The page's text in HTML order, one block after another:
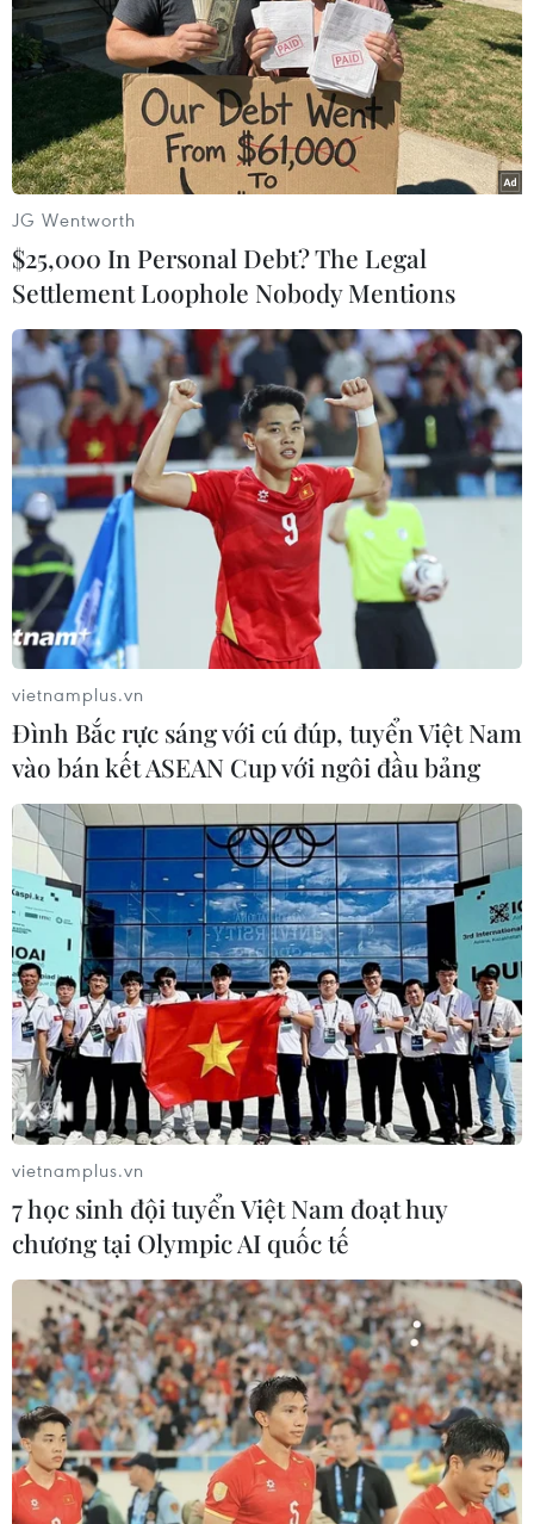
Ngày 6/2/2023, trận động đất kinh hoàng độ lớn 7,8 đã xảy
ra ở khu vực biên giới giữa Thổ Nhĩ Kỳ và Syria. Tính đến 4h03
ngày 10/2 (giờ Việt Nam), số người thiệt mạng trong thảm họa
động đất này đã lên tới hơn 21.000 người, trong khi hàng nghìn
ngôi nhà ở hai bên biên giới bị phá hủy. Nhà cửa bị phá hủy
sau trận động đất tại Kahramanmaras, Thổ Nhĩ Kỳ ngày
7/2/2023. Ảnh: AFP/TTXVN
Nhà cửa bị phá hủy sau trận động đất tại Kahramanmaras,
Thổ Nhĩ Kỳ ngày 7/2/2023. Ảnh: AFP/TTXVN
Cảnh hoang tàn sau trận động đất tại Kahramanmaras, Thổ
Nhĩ Kỳ ngày 7/2/2023. Ảnh: AFP/TTXVN
Lực lượng cứu hộ tìm kiếm nạn nhân trong đống đổ nát sau
trận động đất tại Kahramanmaras, Thổ Nhĩ Kỳ ngày 7/2/2023.
Ảnh: THX/TTXVN
JG Wentworth
$25,000 In Personal Debt? The Legal
Settlement Loophole Nobody Mentions
vietnamplus.vn
Đình Bắc rực sáng với cú đúp, tuyển Việt Nam
vào bán kết ASEAN Cup với ngôi đầu bảng
vietnamplus.vn
7 học sinh đội tuyển Việt Nam đoạt huy
chương tại Olympic AI quốc tế